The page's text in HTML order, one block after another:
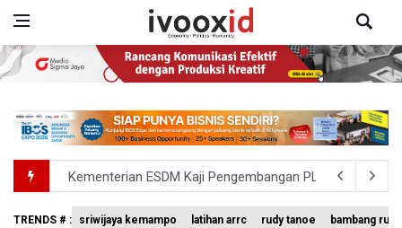
Kementerian ESDM Kaji Pengembangan PLTS
BRIN Kembangkan Teknologi Modifikasi Cuaca hingga
TRENDS # : sriwijaya kemampo latihan arrc rudy tanoe bambang